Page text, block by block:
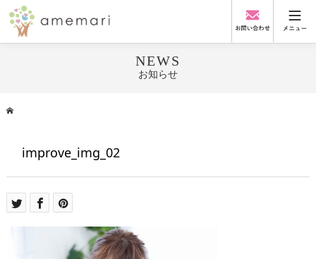
NEWS
お知らせ
improve_img_02